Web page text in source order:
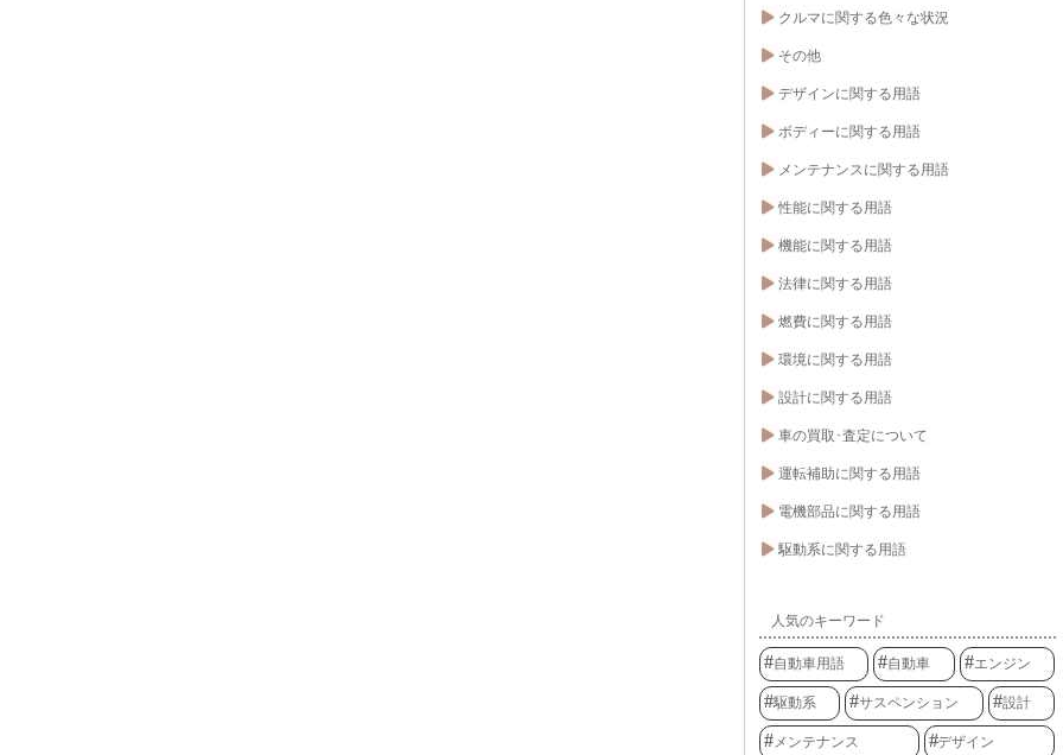
クルマに関する色々な状況
その他
デザインに関する用語
ボディーに関する用語
メンテナンスに関する用語
性能に関する用語
機能に関する用語
法律に関する用語
燃費に関する用語
環境に関する用語
設計に関する用語
車の買取･査定について
運転補助に関する用語
電機部品に関する用語
駆動系に関する用語
人気のキーワード
自動車用語 自動車 エンジン
駆動系 サスペンション 設計
メンテナンス デザイン